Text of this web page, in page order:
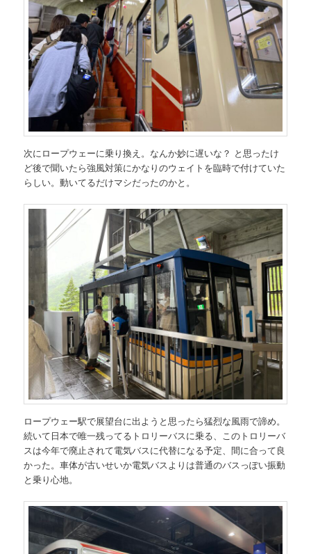
次にロープウェーに乗り換え。なんか妙に遅いな？ と思ったけ
ど後で聞いたら強風対策にかなりのウェイトを臨時で付けていた
らしい。動いてるだけマシだったのかと。
ロープウェー駅で展望台に出ようと思ったら猛烈な風雨で諦め。
続いて日本で唯一残ってるトロリーバスに乗る、このトロリーバ
スは今年で廃止されて電気バスに代替になる予定、間に合って良
かった。車体が古いせいか電気バスよりは普通のバスっぽい振動
と乗り心地。